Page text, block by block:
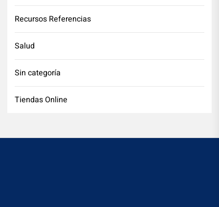
Recursos Referencias
Salud
Sin categoría
Tiendas Online